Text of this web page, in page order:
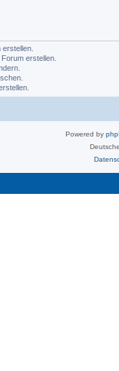
erstellen.
Powered by